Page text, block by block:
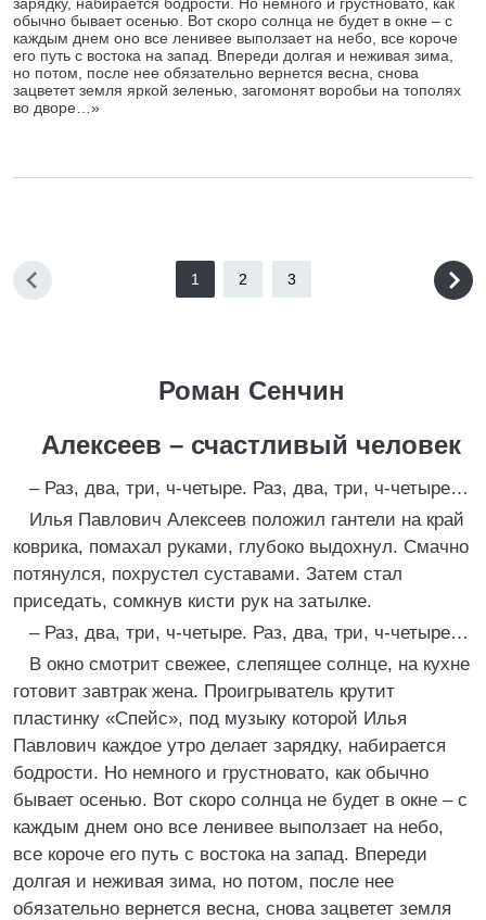
обычно бывает осенью. Вот скоро солнца не будет в окне – с
каждым днем оно все ленивее выползает на небо, все короче
его путь с востока на запад. Впереди долгая и неживая зима,
но потом, после нее обязательно вернется весна, снова
зацветет земля яркой зеленью, загомонят воробьи на тополях
во дворе…»
1 2 3
Роман Сенчин
Алексеев – счастливый человек
– Раз, два, три, ч-четыре. Раз, два, три, ч-четыре…
Илья Павлович Алексеев положил гантели на край
коврика, помахал руками, глубоко выдохнул. Смачно
потянулся, похрустел суставами. Затем стал
приседать, сомкнув кисти рук на затылке.
– Раз, два, три, ч-четыре. Раз, два, три, ч-четыре…
В окно смотрит свежее, слепящее солнце, на кухне
готовит завтрак жена. Проигрыватель крутит
пластинку «Спейс», под музыку которой Илья
Павлович каждое утро делает зарядку, набирается
бодрости. Но немного и грустновато, как обычно
бывает осенью. Вот скоро солнца не будет в окне – с
каждым днем оно все ленивее выползает на небо,
все короче его путь с востока на запад. Впереди
долгая и неживая зима, но потом, после нее
обязательно вернется весна, снова зацветет земля